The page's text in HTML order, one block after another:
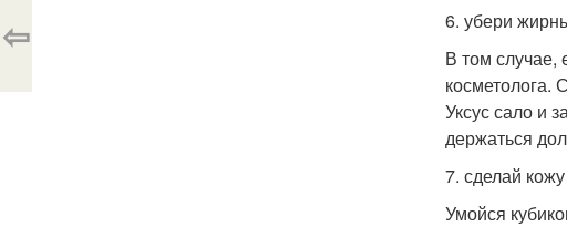
6. убери
В том случае,
косметолога.
Уксус сало и
держаться
7. сделай
Умойся
⇦